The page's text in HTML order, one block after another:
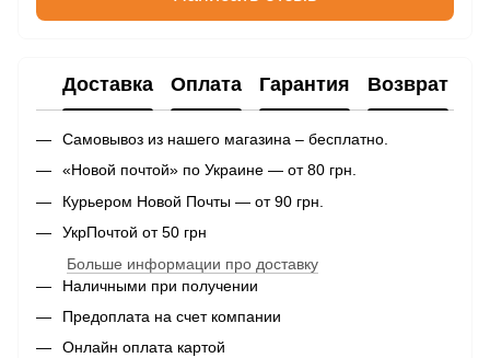
Доставка Оплата Гарантия Возврат
Самовывоз из нашего магазина – бесплатно.
«Новой почтой» по Украине — от 80 грн.
Курьером Новой Почты — от 90 грн.
УкрПочтой от 50 грн
Больше информации про доставку
Наличными при получении
Предоплата на счет компании
Онлайн оплата картой